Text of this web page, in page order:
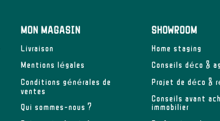
MON MAGASIN
Livraison
Mentions légales
Conditions générales de
ventes
Qui sommes-nous ?
SHOWROOM
Home staging
Conseils déco &
Projet de déco &
Conseils avant
immobilier